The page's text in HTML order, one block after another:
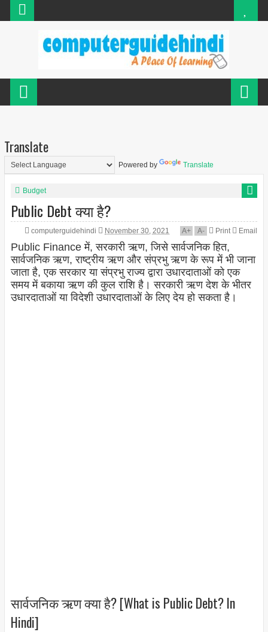
Translate
Powered by Translate
Budget
Public Debt क्या है?
computerguidehindi November 30, 2021 A+ A- Print Email
Public Finance में, सरकारी ऋण, जिसे सार्वजनिक हित,
सार्वजनिक ऋण, राष्ट्रीय ऋण और संप्रभु ऋण के रूप में भी जाना
जाता है, एक सरकार या संप्रभु राज्य द्वारा उधारदाताओं को एक
समय में बकाया ऋण की कुल राशि है। सरकारी ऋण देश के भीतर
उधारदाताओं या विदेशी उधारदाताओं के लिए देय हो सकता है।
सार्वजनिक ऋण क्या है? [What is Public Debt? In
Hindi]